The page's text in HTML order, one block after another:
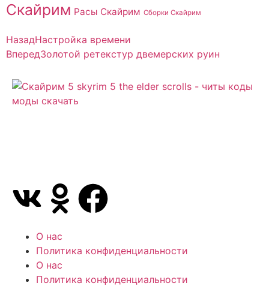
Скайрим Расы Скайрим Сборки Скайрим
НазадНастройка времени
ВпередЗолотой ретекстур двемерских руин
О нас
Политика конфиденциальности
О нас
Политика конфиденциальности